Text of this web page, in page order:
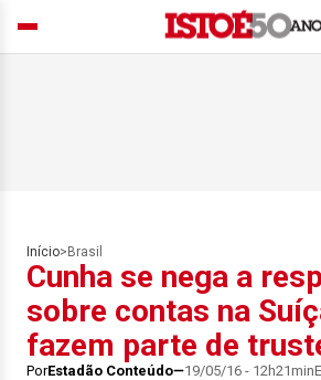
Início> Brasil
Cunha se nega a
sobre contas na
fazem parte de
PorEstadão Conteúdo 19/05/16 - 12h21min